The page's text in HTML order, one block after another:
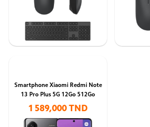
Smartphone Xiaomi Redmi Note
13 Pro Plus 5G 12Go 512Go
1 589,000 TND